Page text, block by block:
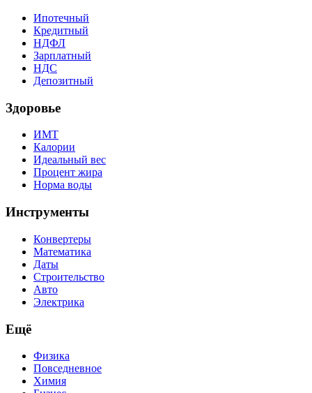
Ипотечный
Кредитный
НДФЛ
Зарплатный
НДС
Депозитный
Здоровье
ИМТ
Калории
Идеальный вес
Процент жира
Норма воды
Инструменты
Конвертеры
Математика
Даты
Строительство
Авто
Электрика
Ещё
Физика
Повседневное
Химия